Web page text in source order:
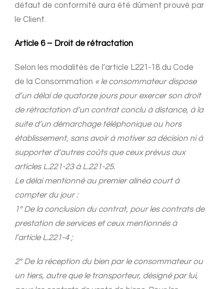
défaut de conformité aura été dûment prouvé par
le Client.
Article 6 – Droit de rétractation
Selon les modalités de l’article L221-18 du Code
de la Consommation « le consommateur dispose
d’un délai de quatorze jours pour exercer son droit
de rétractation d’un contrat conclu à distance, à la
suite d’un démarchage téléphonique ou hors
établissement, sans avoir à motiver sa décision ni à
supporter d’autres coûts que ceux prévus aux
articles L.221-23 à L.221-25.
Le délai mentionné au premier alinéa court à
compter du jour :
1° De la conclusion du contrat, pour les contrats de
prestation de services et ceux mentionnés à
l’article L.221-4 ;
2° De la réception du bien par le consommateur ou
un tiers, autre que le transporteur, désigné par lui,